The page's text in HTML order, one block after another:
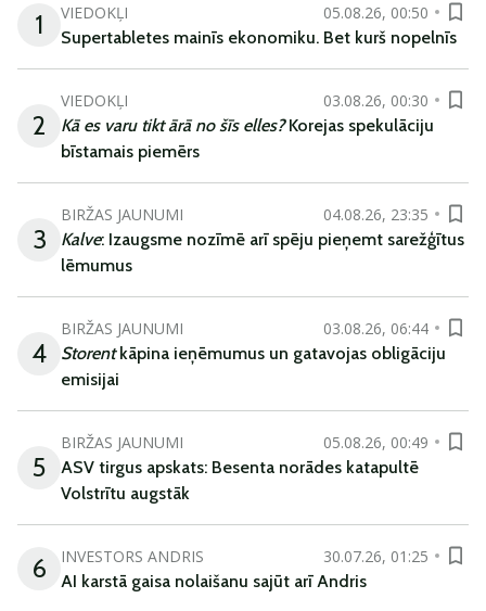
1
VIEDOKĻI
05.08.26, 00:50
Supertabletes mainīs ekonomiku. Bet kurš nopelnīs
2
VIEDOKĻI
03.08.26, 00:30
Kā es varu tikt ārā no šīs elles?Korejas spekulāciju
bīstamais piemērs
3
BIRŽAS JAUNUMI
04.08.26, 23:35
Kalve: Izaugsme nozīmē arī spēju pieņemt sarežģītus
lēmumus
4
BIRŽAS JAUNUMI
03.08.26, 06:44
Storentkāpina ieņēmumus un gatavojas obligāciju
emisijai
5
BIRŽAS JAUNUMI
05.08.26, 00:49
ASV tirgus apskats: Besenta norādes katapultē
Volstrītu augstāk
6 INVESTORS ANDRIS
30.07.26, 01:25
AI karstā gaisa nolaišanu sajūt arī Andris